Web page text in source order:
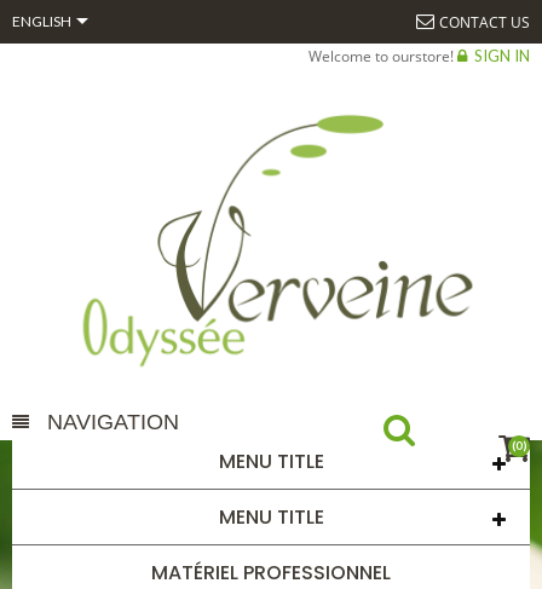
ENGLISH
CONTACT US
Welcome to ourstore!
SIGN IN
(0)
NAVIGATION
MENU TITLE
MENU TITLE
MATÉRIEL PROFESSIONNEL
AUTRES PRODUITS
AUTRES PRODUITS